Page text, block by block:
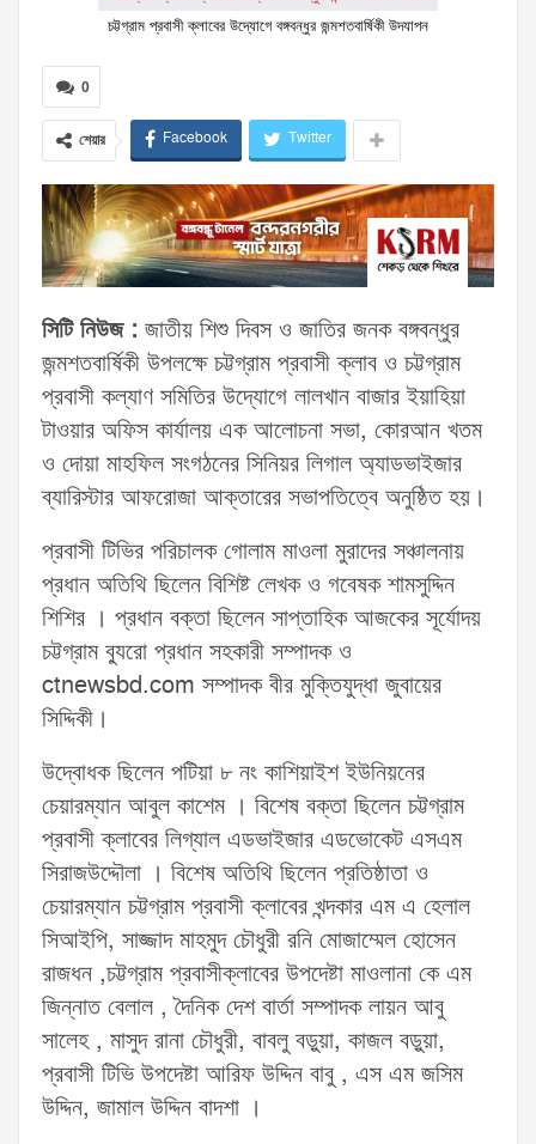
চট্টগ্রাম প্রবাসী ক্লাবের উদ্যোগে বঙ্গবন্ধুর জন্মশতবার্ষিকী উদযাপন
0
শেয়ার Facebook Twitter
সিটি নিউজ : জাতীয় শিশু দিবস ও জাতির জনক বঙ্গবন্ধুর
জন্মশতবার্ষিকী উপলক্ষে চট্টগ্রাম প্রবাসী ক্লাব ও চট্টগ্রাম
প্রবাসী কল্যাণ সমিতির উদ্যোগে লালখান বাজার ইয়াহিয়া
টাওয়ার অফিস কার্যালয় এক আলোচনা সভা, কোরআন খতম
ও দোয়া মাহফিল সংগঠনের সিনিয়র লিগাল অ্যাডভাইজার
ব্যারিস্টার আফরোজা আক্তারের সভাপতিত্বে অনুষ্ঠিত হয়।
প্রবাসী টিভির পরিচালক গোলাম মাওলা মুরাদের সঞ্চালনায়
প্রধান অতিথি ছিলেন বিশিষ্ট লেখক ও গবেষক শামসুদ্দিন
শিশির । প্রধান বক্তা ছিলেন সাপ্তাহিক আজকের সূর্যোদয়
চট্টগ্রাম ব্যুরো প্রধান সহকারী সম্পাদক ও
ctnewsbd.com সম্পাদক বীর মুক্তিযুদ্ধা জুবায়ের
সিদ্দিকী।
উদ্বোধক ছিলেন পটিয়া ৮ নং কাশিয়াইশ ইউনিয়নের
চেয়ারম্যান আবুল কাশেম । বিশেষ বক্তা ছিলেন চট্টগ্রাম
প্রবাসী ক্লাবের লিগ্যাল এডভাইজার এডভোকেট এসএম
সিরাজউদ্দৌলা । বিশেষ অতিথি ছিলেন প্রতিষ্ঠাতা ও
চেয়ারম্যান চট্টগ্রাম প্রবাসী ক্লাবের খন্দকার এম এ হেলাল
সিআইপি, সাজ্জাদ মাহমুদ চৌধুরী রনি মোজাম্মেল হোসেন
রাজধন ,চট্টগ্রাম প্রবাসীক্লাবের উপদেষ্টা মাওলানা কে এম
জিন্নাত বেলাল , দৈনিক দেশ বার্তা সম্পাদক লায়ন আবু
সালেহ , মাসুদ রানা চৌধুরী, বাবলু বড়ুয়া, কাজল বড়ুয়া,
প্রবাসী টিভি উপদেষ্টা আরিফ উদ্দিন বাবু , এস এম জসিম
উদ্দিন, জামাল উদ্দিন বাদশা ।